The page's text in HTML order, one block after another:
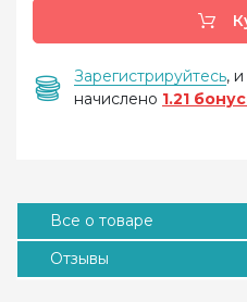
Зарегистрируйтесь,
начислено 1.21
Все о товаре
Отзывы